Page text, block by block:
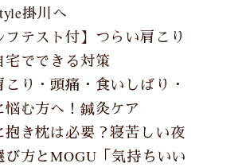
掛川へ
フテスト付】つらい肩こり
宅でできる対策
り・頭痛・食いしばり・
悩む方へ！鍼灸ケア
抱き枕は必要？寝苦しい夜
び方とMOGU「気持ちいい